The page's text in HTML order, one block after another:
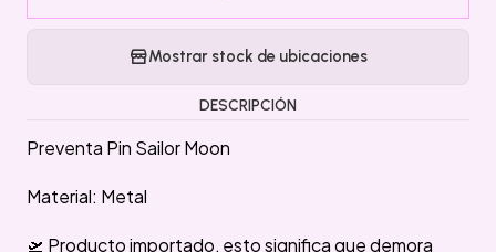
Mostrar stock de ubicaciones
DESCRIPCIÓN
Preventa Pin Sailor Moon
Material: Metal
🛫 Producto importado, esto significa que demora